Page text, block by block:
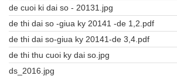
de cuoi ki dai so - 20131.jpg
de thi dai so -giua ky 20141 -de 1,2.pdf
de thi dai so-giua ky 20141-de 3,4.pdf
de thi thu cuoi ky dai so.jpg
ds_2016.jpg